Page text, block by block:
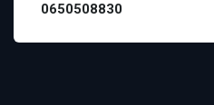
0650508830